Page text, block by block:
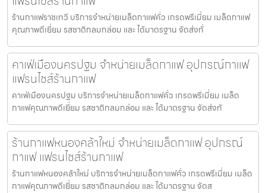
ร้านกาแฟราชเทวี บริการจำหน่ายเมล็ดกาแฟคั่ว เกรดพรีเมี่ยม เมล็ดกาแฟ
คุณภาพดีเยี่ยม รสชาติกลมกล่อม และ ได้มาตรฐาน จัดส่งทั่
คาเฟ่เมืองนครปฐม จำหน่ายเมล็ดกาแฟ อุปกรณ์กาแฟ
แฟรนไชส์ร้านกาแฟ
คาเฟ่เมืองนครปฐม บริการจำหน่ายเมล็ดกาแฟคั่ว เกรดพรีเมี่ยม เมล็ด
กาแฟคุณภาพดีเยี่ยม รสชาติกลมกล่อม และ ได้มาตรฐาน จัดส่งทั
ร้านกาแฟหนองคล้าใหม่ จำหน่ายเมล็ดกาแฟ อุปกรณ์
กาแฟ แฟรนไชส์ร้านกาแฟ
ร้านกาแฟหนองคล้าใหม่ บริการจำหน่ายเมล็ดกาแฟคั่ว เกรดพรีเมี่ยม เมล็ด
กาแฟคุณภาพดีเยี่ยม รสชาติกลมกล่อม และ ได้มาตรฐาน จัดส